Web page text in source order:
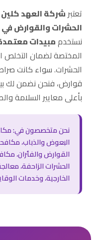
تعتبرشركة العهد كلين
الحشرات والقوارض في
نستخدممبيدات
المختصة لضمان التخلص
الحشرات. سواء كانت
قوارض، فنحن نضمن لك
بأعلى معايير السلامة
نحن متخصصون في:
البعوض والذباب،
القوارض والفئران،
الحشرات الزاحفة،
الخارجية، وخدمات